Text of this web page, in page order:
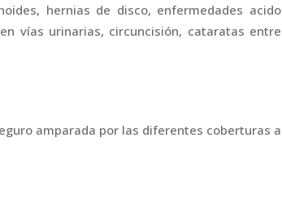
hernias de disco, enfermedades acido
vías urinarias, circuncisión, cataratas entre
amparada por las diferentes coberturas a